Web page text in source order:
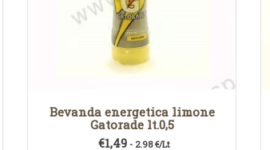
Bevanda energetica limone
Gatorade lt.0,5
€1,49- 2.98 €/Lt